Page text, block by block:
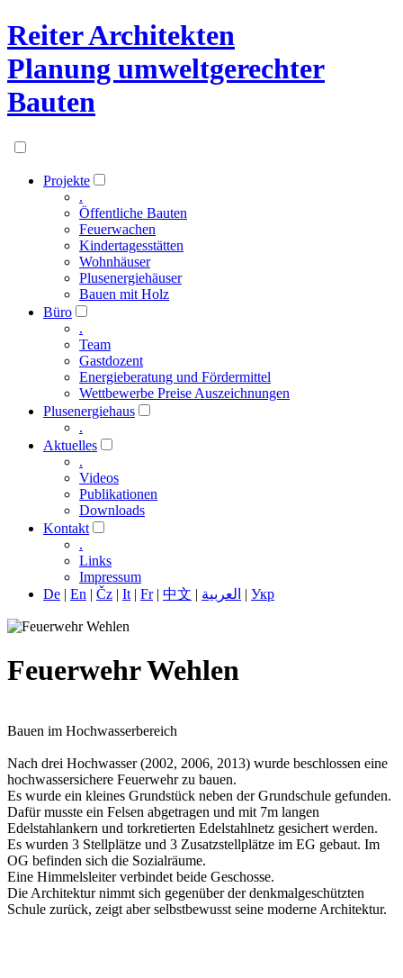
Reiter Architekten
Planung umweltgerechter
Bauten
Projekte
.
Öffentliche Bauten
Feuerwachen
Kindertagesstätten
Wohnhäuser
Plusenergiehäuser
Bauen mit Holz
Büro
.
Team
Gastdozent
Energieberatung und Fördermittel
Wettbewerbe Preise Auszeichnungen
Plusenergiehaus
.
Aktuelles
.
Videos
Publikationen
Downloads
Kontakt
.
Links
Impressum
De | En | Čz | It | Fr| 中文 | العربية | Укр
Feuerwehr Wehlen
Bauen im Hochwasserbereich
Nach drei Hochwasser (2002, 2006, 2013) wurde beschlossen eine
hochwassersichere Feuerwehr zu bauen.
Es wurde ein kleines Grundstück neben der Grundschule gefunden.
Dafür musste ein Felsen abgetragen und mit 7m langen
Edelstahlankern und torkretierten Edelstahlnetz gesichert werden.
Es wurden 3 Stellplätze und 3 Zusatzstellplätze im EG gebaut. Im
OG befinden sich die Sozialräume.
Eine Himmelsleiter verbindet beide Geschosse.
Die Architektur nimmt sich gegenüber der denkmalgeschützten
Schule zurück, zeigt aber selbstbewusst seine moderne Architektur.